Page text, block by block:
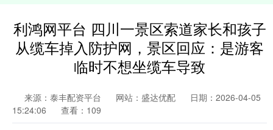
利鸿网平台 四川一景区索道家长和孩子
从缆车掉入防护网，景区回应：是游客
临时不想坐缆车导致
来源：泰丰配资平台 网站：盛达优配
日期：2026-04-05
15:24:06
查看：109